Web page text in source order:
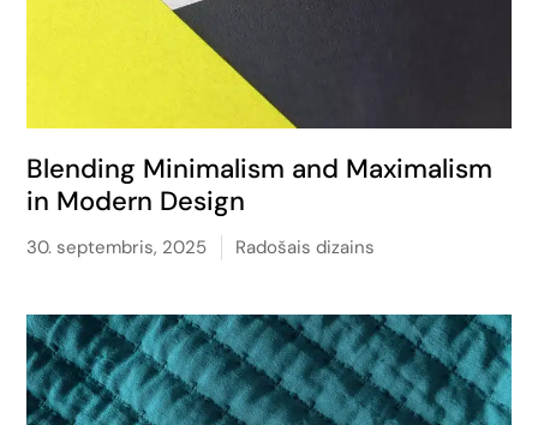
Blending Minimalism and Maximalism
in Modern Design
30. septembris, 2025 Radošais dizains